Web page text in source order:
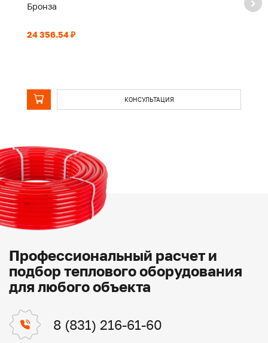
Бронза
24 356.54 ₽
КОНСУЛЬТАЦИЯ
Профессиональный расчет и
подбор теплового оборудования
для любого объекта
8 (831) 216-61-60